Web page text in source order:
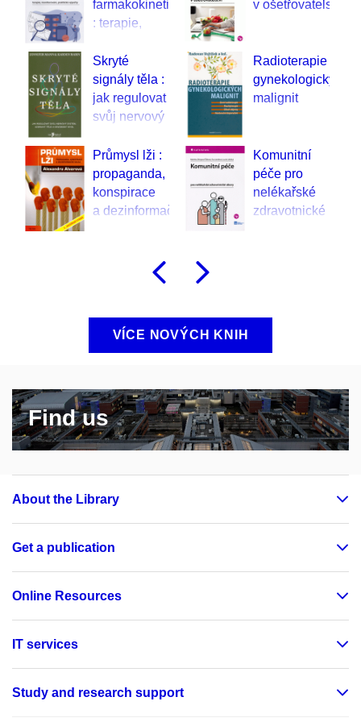
farmakokinetika
: terapie,
praktické
výpočty
v ošetřovatelství
Skryté
signály těla :
jak regulovat
svůj nervový
uzdravit tělo
a osvobodit
mysl
Radioterapie
gynekologických
malignit
Průmysl lži :
propaganda,
konspirace
a dezinformační
Komunitní
péče pro
nelékařské
zdravotnické
Předchozí
VÍCE NOVÝCH KNIH
Find us
About the Library
Get a publication
Online Resources
IT services
Study and research support